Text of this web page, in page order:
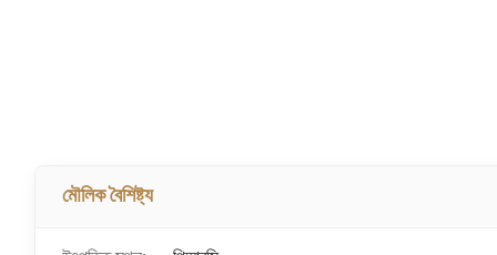
মৌলিক বৈশিষ্ট্য